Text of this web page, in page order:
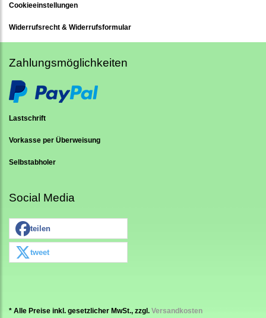
Cookieeinstellungen
Widerrufsrecht & Widerrufsformular
Zahlungsmöglichkeiten
Lastschrift
Vorkasse per Überweisung
Selbstabholer
Social Media
teilen
tweet
* Alle Preise inkl. gesetzlicher MwSt., zzgl. Versandkosten